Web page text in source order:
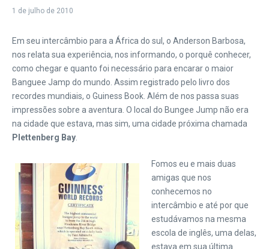
1 de julho de 2010
Em seu intercâmbio para a África do sul, o Anderson Barbosa,
nos relata sua experiência, nos informando, o porquê conhecer,
como chegar e quanto foi necessário para encarar o maior
Banguee Jamp do mundo. Assim registrado pelo livro dos
recordes mundiais, o Guiness Book. Além de nos passa suas
impressões sobre a aventura. O local do Bungee Jump não era
na cidade que estava, mas sim, uma cidade próxima chamada
Plettenberg Bay
Fomos eu e mais duas
amigas que nos
conhecemos no
intercâmbio e até por que
estudávamos na mesma
escola de inglês, uma delas,
estava em sua última